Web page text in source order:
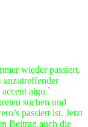
wieder passiert.
unzutreffender
accent aigu `
suchen und
passiert ist. Jetzt
Beitrag auch die